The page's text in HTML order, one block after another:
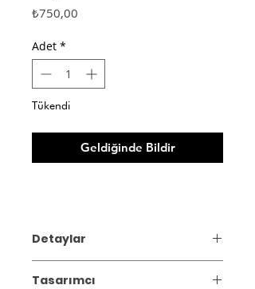
₺750,00
Adet *
Tükendi
Geldiğinde Bildir
Detaylar
Yaklaşık 250ml’dir.
Tasarımcı